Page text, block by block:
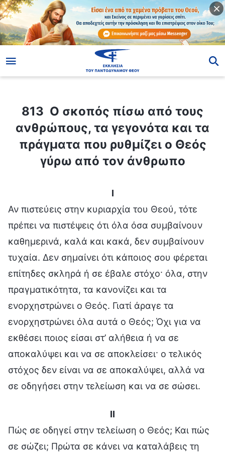
813 Ο σκοπός πίσω από τους
ανθρώπους, τα γεγονότα και τα
πράγματα που ρυθμίζει ο Θεός
γύρω από τον άνθρωπο
I
Αν πιστεύεις στην κυριαρχία του Θεού, τότε
πρέπει να πιστέψεις ότι όλα όσα συμβαίνουν
καθημερινά, καλά και κακά, δεν συμβαίνουν
τυχαία. Δεν σημαίνει ότι κάποιος σου φέρεται
επίτηδες σκληρά ή σε έβαλε στόχο· όλα, στην
πραγματικότητα, τα κανονίζει και τα
ενορχηστρώνει ο Θεός. Γιατί άραγε τα
ενορχηστρώνει όλα αυτά ο Θεός; Όχι για να
εκθέσει ποιος είσαι στ’ αλήθεια ή να σε
αποκαλύψει και να σε αποκλείσει· ο τελικός
στόχος δεν είναι να σε αποκαλύψει, αλλά να
σε οδηγήσει στην τελείωση και να σε σώσει.
II
Πώς σε οδηγεί στην τελείωση ο Θεός; Και πώς
σε σώζει; Πρώτα σε κάνει να καταλάβεις τη